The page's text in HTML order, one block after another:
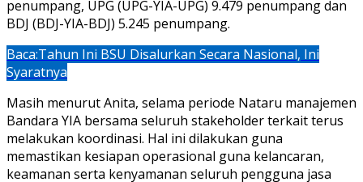
penumpang, UPG (UPG-YIA-UPG) 9.479 penumpang dan
BDJ (BDJ-YIA-BDJ) 5.245 penumpang.
Baca:Tahun Ini BSU Disalurkan Secara Nasional, Ini
Syaratnya
Masih menurut Anita, selama periode Nataru manajemen
Bandara YIA bersama seluruh stakeholder terkait terus
melakukan koordinasi. Hal ini dilakukan guna
memastikan kesiapan operasional guna kelancaran,
keamanan serta kenyamanan seluruh pengguna jasa